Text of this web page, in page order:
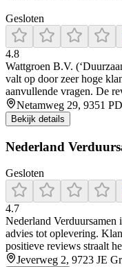
Gesloten
4.8
Wattgroen B.V.
valt op door zeer hoge
aanvullende vragen. De
Netamweg 29, 9351
Bekijk details
Nederland
Gesloten
4.7
Nederland Verduursamen
advies tot oplevering.
positieve reviews straalt
Jeverweg 2, 9723 JE